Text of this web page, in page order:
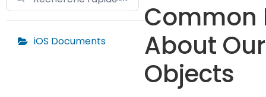
iOS Documents
Common
About
Objects